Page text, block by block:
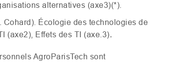
alternatives (axe3)(*).
Cohard). Écologie des technologies de
(axe2), Effets des TI (axe.3).
AgroParisTech sont